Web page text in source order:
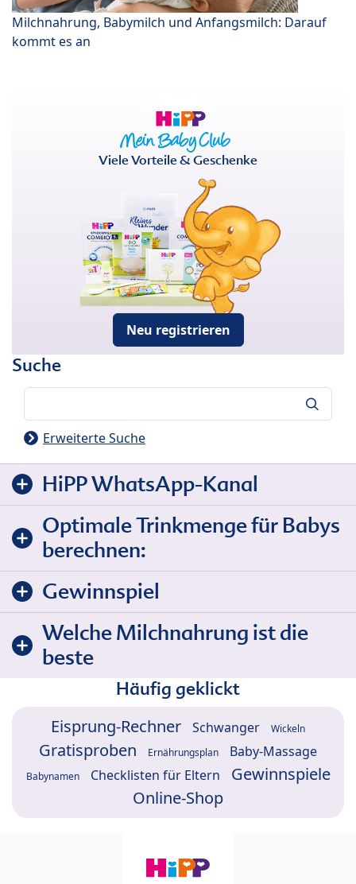
Milchnahrung, Babymilch und Anfangsmilch: Darauf
kommt es an
Viele Vorteile & Geschenke
Neu registrieren
Suche
Erweiterte Suche
HiPP WhatsApp-Kanal
Optimale Trinkmenge für Babys
berechnen:
Gewinnspiel
Welche Milchnahrung ist die
beste
Häufig geklickt
Eisprung-Rechner Schwanger Wickeln
Gratisproben Ernährungsplan Baby-Massage
Babynamen Checklisten für Eltern
Gewinnspiele
Online-Shop